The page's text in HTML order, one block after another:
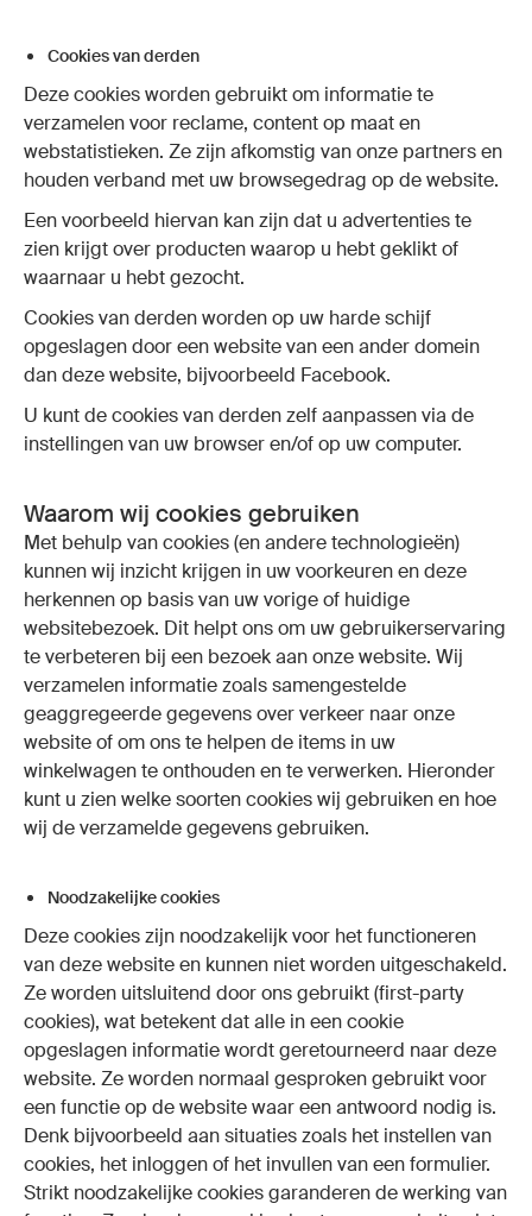
Cookies van derden
Deze cookies worden gebruikt om informatie te
verzamelen voor reclame, content op maat en
webstatistieken. Ze zijn afkomstig van onze partners en
houden verband met uw browsegedrag op de website.
Een voorbeeld hiervan kan zijn dat u advertenties te
zien krijgt over producten waarop u hebt geklikt of
waarnaar u hebt gezocht.
Cookies van derden worden op uw harde schijf
opgeslagen door een website van een ander domein
dan deze website, bijvoorbeeld Facebook.
U kunt de cookies van derden zelf aanpassen via de
instellingen van uw browser en/of op uw computer.
Waarom wij cookies gebruiken
Met behulp van cookies (en andere technologieën)
kunnen wij inzicht krijgen in uw voorkeuren en deze
herkennen op basis van uw vorige of huidige
websitebezoek. Dit helpt ons om uw gebruikerservaring
te verbeteren bij een bezoek aan onze website. Wij
verzamelen informatie zoals samengestelde
geaggregeerde gegevens over verkeer naar onze
website of om ons te helpen de items in uw
winkelwagen te onthouden en te verwerken. Hieronder
kunt u zien welke soorten cookies wij gebruiken en hoe
wij de verzamelde gegevens gebruiken.
Noodzakelijke cookies
Deze cookies zijn noodzakelijk voor het functioneren
van deze website en kunnen niet worden uitgeschakeld.
Ze worden uitsluitend door ons gebruikt (first-party
cookies), wat betekent dat alle in een cookie
opgeslagen informatie wordt geretourneerd naar deze
website. Ze worden normaal gesproken gebruikt voor
een functie op de website waar een antwoord nodig is.
Denk bijvoorbeeld aan situaties zoals het instellen van
cookies, het inloggen of het invullen van een formulier.
Strikt noodzakelijke cookies garanderen de werking van